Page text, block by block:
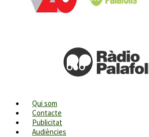
Qui som
Contacte
Publicitat
Audiències